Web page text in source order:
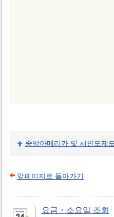
중앙아메리카 및 서인도제도
앞페이지로 돌아가기
요금・소요일 조회